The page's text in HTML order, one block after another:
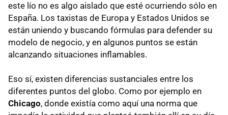
este lío no es algo aislado que esté ocurriendo sólo en
España. Los taxistas de Europa y Estados Unidos se
están uniendo y buscando fórmulas para defender su
modelo de negocio, y en algunos puntos se están
alcanzando situaciones inflamables.
Eso sí, existen diferencias sustanciales entre los
diferentes puntos del globo. Como por ejemplo en
Chicago, donde existía como aquí una norma que